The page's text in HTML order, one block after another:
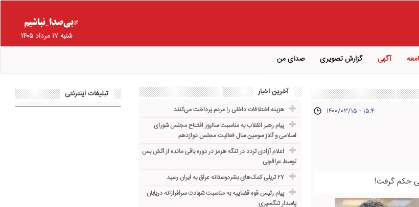
شنبه ۱۷ مرداد ۱۴۰۵
آگهی گزارش تصویری صدای من
۱۴۰۰/۰۳/۱۵ - ۱۵:۴
حکم گرفت!
آخرین اخبار
هزینه اختلافات داخلی را مردم پرداخت می‌کنند
پیام رهبر انقلاب به مناسبت سالروز افتتاح مجلس شورای
اسلامی و آغاز سومین سال فعالیت مجلس دوازدهم
اعلام آزادی تردد در تنگه هرمز در دوره باقی مانده از آتش بس
توسط عراقچی
۲۷ تریلی کمک‌های بشردوستانه عراق به ایران رسید
پیام رئیس قوه قضاییه به مناسبت شهادت سرافرازانه دریابان
پاسدار تنگسیری
تبلیغات اینترنتی